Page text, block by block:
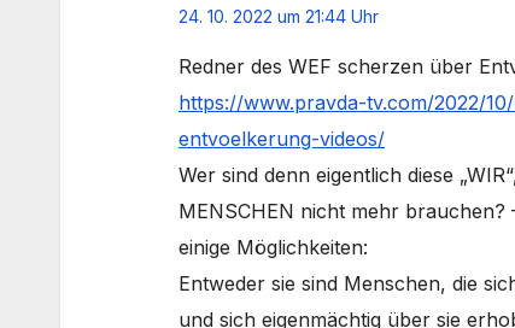
24. 10. 2022 um 21:44 Uhr
Redner des WEF scherzen über
https://www.pravda-tv.com/2022/
entvoelkerung-videos/
Wer sind denn eigentlich diese
MENSCHEN nicht mehr brauchen?
einige Möglichkeiten:
Entweder sie sind Menschen, die
und sich eigenmächtig über sie